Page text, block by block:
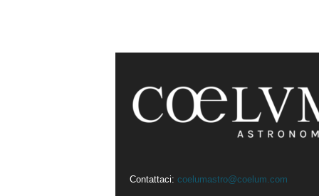
Contattaci: coelumastro@coelum.com